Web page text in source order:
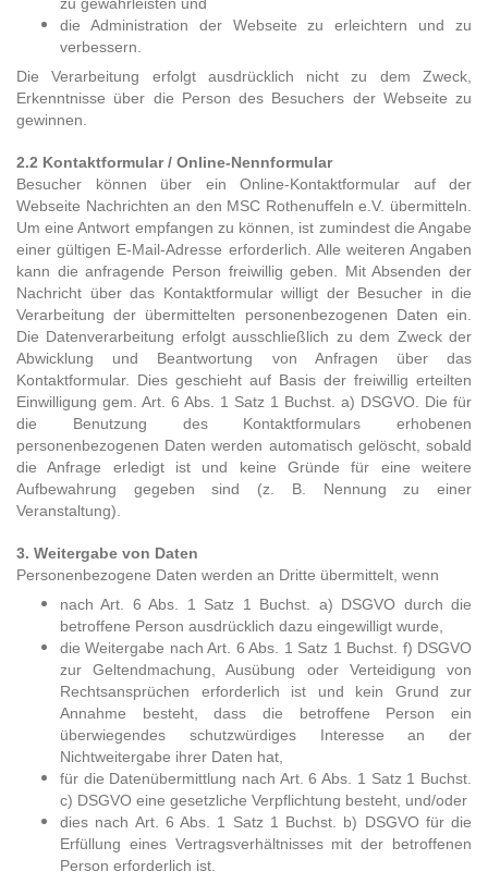
die Administration der Webseite zu erleichtern und zu
verbessern.
Die Verarbeitung erfolgt ausdrücklich nicht zu dem Zweck,
Erkenntnisse über die Person des Besuchers der Webseite zu
gewinnen.
2.2 Kontaktformular / Online-Nennformular
Besucher können über ein Online-Kontaktformular auf der
Webseite Nachrichten an den MSC Rothenuffeln e.V. übermitteln.
Um eine Antwort empfangen zu können, ist zumindest die Angabe
einer gültigen E-Mail-Adresse erforderlich. Alle weiteren Angaben
kann die anfragende Person freiwillig geben. Mit Absenden der
Nachricht über das Kontaktformular willigt der Besucher in die
Verarbeitung der übermittelten personenbezogenen Daten ein.
Die Datenverarbeitung erfolgt ausschließlich zu dem Zweck der
Abwicklung und Beantwortung von Anfragen über das
Kontaktformular. Dies geschieht auf Basis der freiwillig erteilten
Einwilligung gem. Art. 6 Abs. 1 Satz 1 Buchst. a) DSGVO. Die für
die Benutzung des Kontaktformulars erhobenen
personenbezogenen Daten werden automatisch gelöscht, sobald
die Anfrage erledigt ist und keine Gründe für eine weitere
Aufbewahrung gegeben sind (z. B. Nennung zu einer
Veranstaltung).
3. Weitergabe von Daten
Personenbezogene Daten werden an Dritte übermittelt, wenn
nach Art. 6 Abs. 1 Satz 1 Buchst. a) DSGVO durch die
betroffene Person ausdrücklich dazu eingewilligt wurde,
die Weitergabe nach Art. 6 Abs. 1 Satz 1 Buchst. f) DSGVO
zur Geltendmachung, Ausübung oder Verteidigung von
Rechtsansprüchen erforderlich ist und kein Grund zur
Annahme besteht, dass die betroffene Person ein
überwiegendes schutzwürdiges Interesse an der
Nichtweitergabe ihrer Daten hat,
für die Datenübermittlung nach Art. 6 Abs. 1 Satz 1 Buchst.
c) DSGVO eine gesetzliche Verpflichtung besteht, und/oder
dies nach Art. 6 Abs. 1 Satz 1 Buchst. b) DSGVO für die
Erfüllung eines Vertragsverhältnisses mit der betroffenen
Person erforderlich ist.